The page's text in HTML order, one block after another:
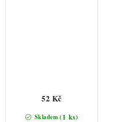
Skladem(1 ks)
52 Kč